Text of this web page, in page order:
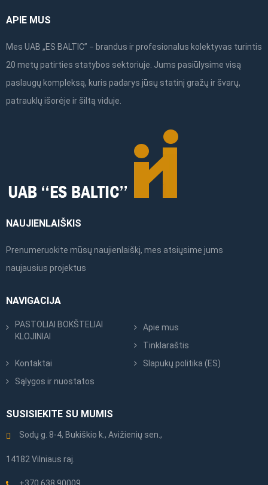
APIE MUS
Mes UAB „ES BALTIC” − brandus ir profesionalus kolektyvas turintis
20 metų patirties statybos sektoriuje. Jums pasiūlysime visą
paslaugų kompleksą, kuris padarys jūsų statinį gražų ir švarų,
patrauklų išorėje ir šiltą viduje.
NAUJIENLAIŠKIS
Prenumeruokite mūsų naujienlaiškį, mes atsiųsime jums
naujausius projektus
NAVIGACIJA
PASTOLIAI BOKŠTELIAI
KLOJINIAI
Apie mus
Tinklaraštis
Kontaktai
Slapukų politika (ES)
Sąlygos ir nuostatos
SUSISIEKITE SU MUMIS
Sodų g. 8-4, Bukiškio k., Avižienių sen.,
14182 Vilniaus raj.